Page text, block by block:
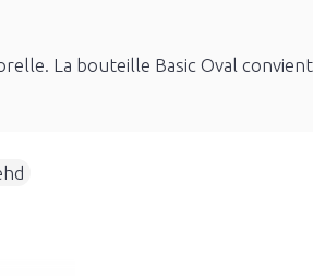
La bouteille Basic Oval